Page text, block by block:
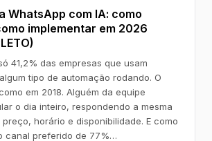
WhatsApp com IA: como
implementar em 2026
41,2% das empresas que usam
tipo de automação rodando. O
em 2018. Alguém da equipe
o dia inteiro, respondendo a mesma
horário e disponibilidade. E como
canal preferido de 77%…